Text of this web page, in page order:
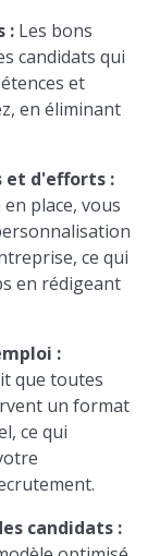
: Les bons
candidats qui
et
en éliminant
et d'efforts :
place, vous
ce qui
en rédigeant
:
que toutes
un format
ce qui
candidats :